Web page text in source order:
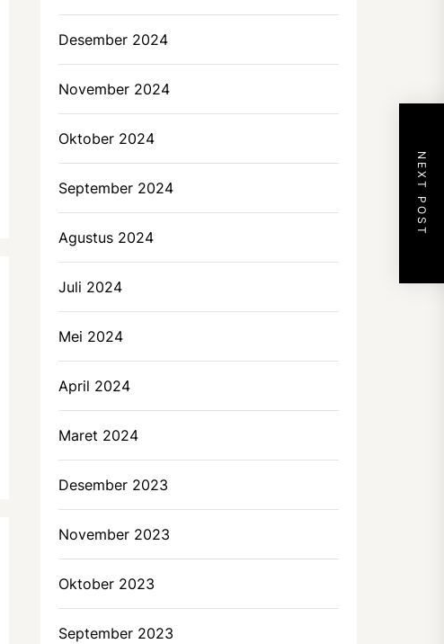
NEXT POST
Desember 2024
November 2024
Oktober 2024
September 2024
Agustus 2024
Juli 2024
Mei 2024
April 2024
Maret 2024
Desember 2023
November 2023
Oktober 2023
September 2023